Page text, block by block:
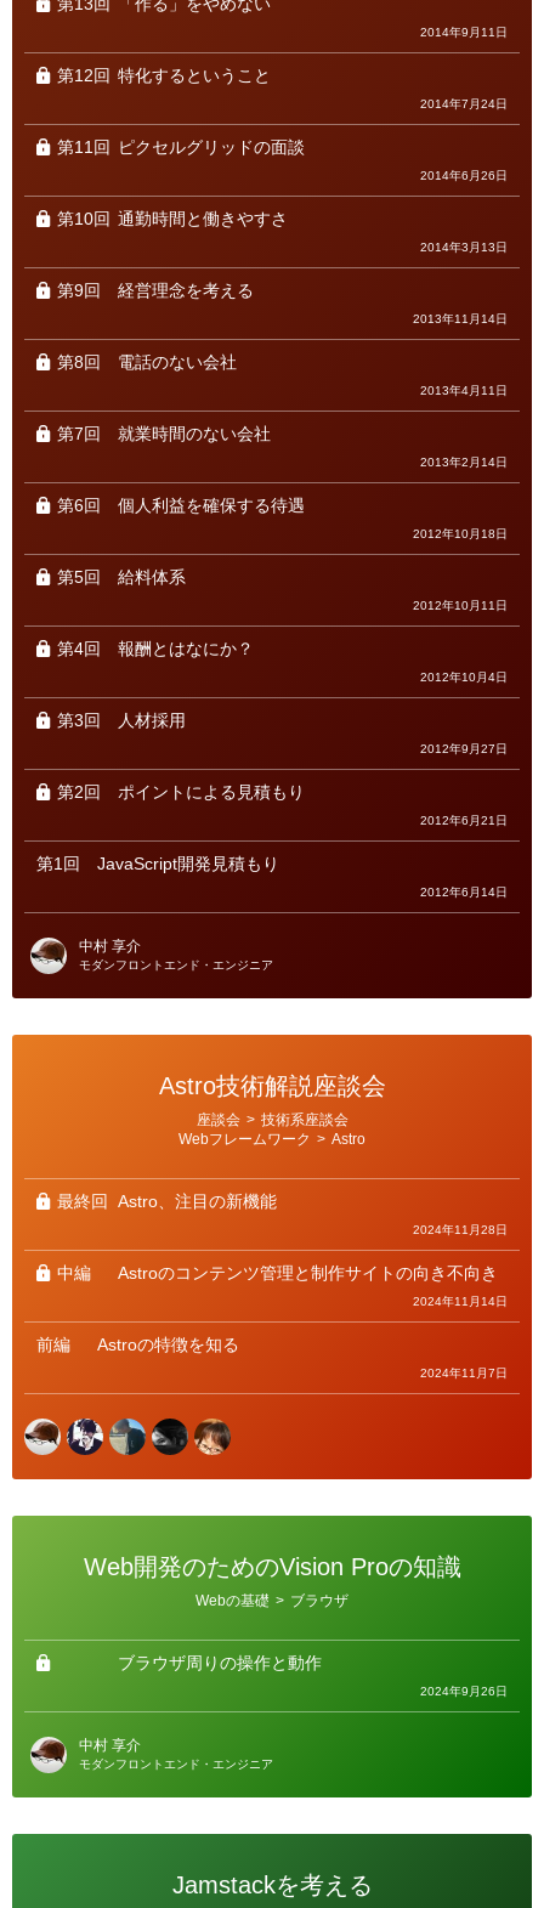
2014年9月11日
第12回 特化するということ
2014年7月24日
第11回 ピクセルグリッドの面談
2014年6月26日
第10回 通勤時間と働きやすさ
2014年3月13日
第9回 経営理念を考える
2013年11月14日
第8回 電話のない会社
2013年4月11日
第7回 就業時間のない会社
2013年2月14日
第6回 個人利益を確保する待遇
2012年10月18日
第5回 給料体系
2012年10月11日
第4回 報酬とはなにか？
2012年10月4日
第3回 人材採用
2012年9月27日
第2回 ポイントによる見積もり
2012年6月21日
第1回 JavaScript開発見積もり
2012年6月14日
中村 享介
モダンフロントエンド・エンジニア
Astro技術解説座談会
ー
座談会 > 技術系座談会
Webフレームワーク > Astro
最終回 Astro、注目の新機能
2024年11月28日
中編 Astroのコンテンツ管理と制作サイトの向き不向き
2024年11月14日
前編 Astroの特徴を知る
2024年11月7日
Web開発のためのVision Proの知識
リ
ー
Webの基礎 > ブラウザ
ブラウザ周りの操作と動作
2024年9月26日
中村 享介
モダンフロントエンド・エンジニア
Jamstackを考える